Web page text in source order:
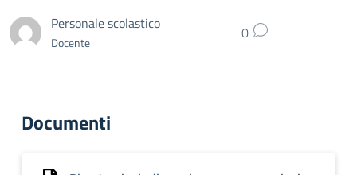
Personale scolastico
Docente 0
Documenti